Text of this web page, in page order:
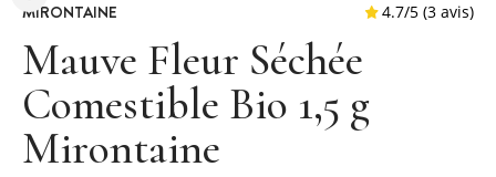
MIRONTAINE
Mauve Fleur Séchée
Comestible Bio 1,5 g
Mirontaine